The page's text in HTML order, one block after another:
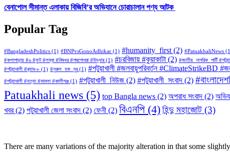
বেনাপোল সীমান্ত এলাকায় বিজিবি’র অভিযানে চোরাচালান পণ্য আটক
Popular Tag
#BangladeshPolitics (1) #BNPvsGonoAdhikar (1) #humanity_first (2) #PatuakhaliNews
#কলাপাড়ায় #৬ #ফুট #লম্বা #বিষধর #পদ্মগোখরা #উদ্ধার(1) #চরবিজায় #কুয়াকাটা (2) #জাতীয়_নাগরিক_পার্টি
#পটুয়াখালী #র‍্যাব-৮ (1) #নুরুল_হক_নুর(1) #পটুয়াখালী #জলবায়ুপরিবর্তন
#পটুয়াখালী #হত্যা #মামলা #কালীগঞ্জ (1) #পটুয়াখালী_নিউজ (2) #পটুয়াখালী_সংবাদ (2)
Patuakhali news (5) top Bangla news (2) অপরাধ সংবাদ (2)
খবর(2) পটুয়াখালী জেলা সংবাদ (2) ফেনী (2) বিএনপি (4)হিন্দু মহাজোট (3)
There are many variations of the majority alteration in that some